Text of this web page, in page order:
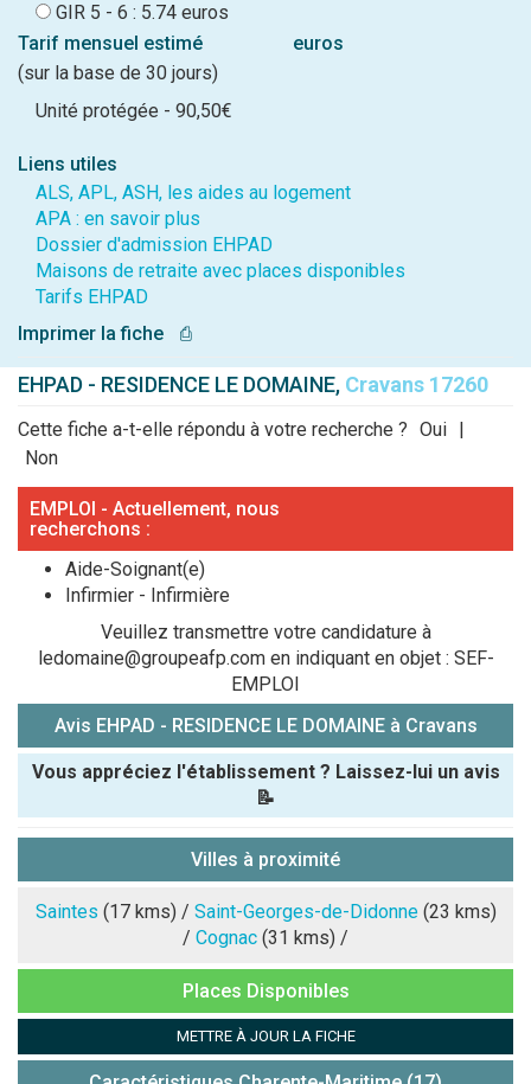
GIR 5 - 6 : 5.74 euros
Tarif mensuel estimé
euros
(sur la base de 30 jours)
Unité protégée - 90,50€
Liens utiles
ALS, APL, ASH, les aides au logement
APA : en savoir plus
Dossier d'admission EHPAD
Maisons de retraite avec places disponibles
Tarifs EHPAD
Imprimer la fiche
⎙
EHPAD - RESIDENCE LE DOMAINE, Cravans 17260
Cette fiche a-t-elle répondu à votre recherche ? Oui |
Non
EMPLOI - Actuellement, nous
recherchons :
Aide-Soignant(e)
Infirmier - Infirmière
Veuillez transmettre votre candidature à
ledomaine@groupeafp.com en indiquant en objet : SEF-
EMPLOI
Avis EHPAD - RESIDENCE LE DOMAINE à Cravans
Vous appréciez l'établissement ? Laissez-lui un avis
📝
Note que vous souhaitez attribuer :
Antispam -
7x4 (en
Villes à proximité
Saintes (17 kms) / Saint-Georges-de-Didonne(23 kms)
/ Cognac (31 kms) /
Places Disponibles
METTRE À JOUR LA FICHE